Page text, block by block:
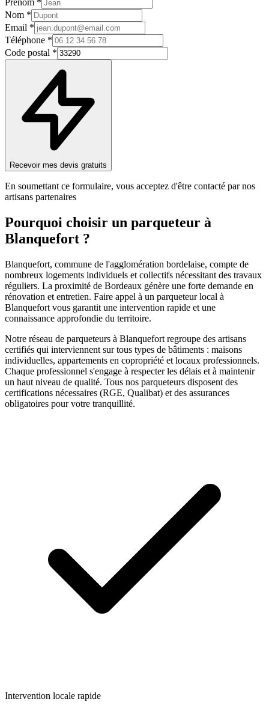
Prénom *
Nom *
Email *
Téléphone *
Code postal *
Recevoir mes devis gratuits
En soumettant ce formulaire, vous acceptez d'être contacté par nos
artisans partenaires
Pourquoi choisir un parqueteur à
Blanquefort ?
Blanquefort, commune de l'agglomération bordelaise, compte de
nombreux logements individuels et collectifs nécessitant des travaux
réguliers. La proximité de Bordeaux génère une forte demande en
rénovation et entretien. Faire appel à un parqueteurlocal à
Blanquefort vous garantit une intervention rapide et une
connaissance approfondie du territoire.
Notre réseau de parqueteurs à Blanquefort regroupe des artisans
certifiés qui interviennent sur tous types de bâtiments : maisons
individuelles, appartements en copropriété et locaux professionnels.
Chaque professionnel s'engage à respecter les délais et à maintenir
un haut niveau de qualité. Tous nos parqueteurs disposent des
certifications nécessaires (RGE, Qualibat) et des assurances
obligatoires pour votre tranquillité.
Intervention locale rapide